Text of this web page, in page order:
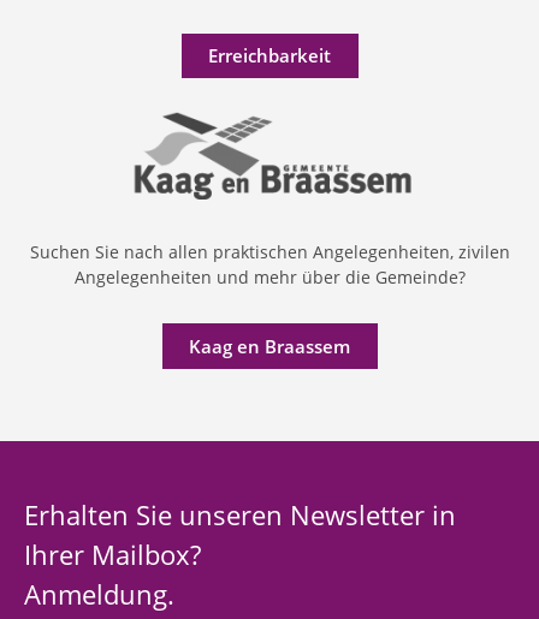
Erreichbarkeit
Suchen Sie nach allen praktischen Angelegenheiten, zivilen
Angelegenheiten und mehr über die Gemeinde?
Kaag en Braassem
Erhalten Sie unseren Newsletter in
Ihrer Mailbox?
Anmeldung.